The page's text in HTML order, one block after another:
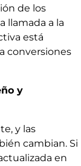
de los
llamada a la
está
conversiones
y
y las
cambian. Si
en